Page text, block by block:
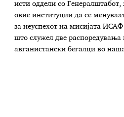
исти оддели со Генералштабот,
овие институции да се
за неуспехот на мисијата
што служел две
авганистански бегалци во